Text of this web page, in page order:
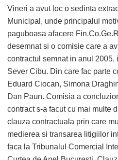
Vineri a avut loc o sedinta
Municipal, unde principalul
paguboasa afacere
desemnat si o comisie care a
contractul semnat in anul
Sever Cibu. Din care fac parte
Eduard Ciocan, Simona
Dan Paun. Comisia a
contract s-a facut cu mai multe
clauza contractuala prin care
medierea si transarea litigiilor
faca la Tribunalul Comercial